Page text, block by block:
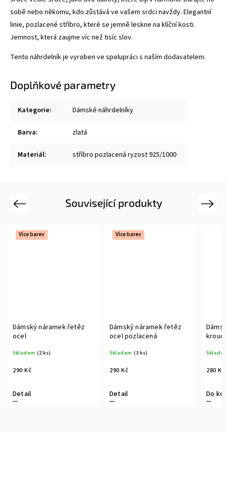
sobě nebo někomu, kdo zůstává ve vašem srdci navždy. Elegantní
linie, pozlacené stříbro, které se jemně leskne na klíční kosti.
Jemnost, která zaujme víc než tisíc slov.
Tento náhrdelník je vyroben ve spolupráci s naším dodavatelem.
Doplňkové parametry
Kategorie: Dámské náhrdelníky
Barva: zlatá
Materiál: stříbro pozlacená ryzost 925/1000
Související produkty
Previous
Více barev
Dámský náramek řetěz
ocel
Skladem (2 ks)
290 Kč
Detail
Více barev
Dámský náramek řetěz
ocel pozlacená
Skladem (3 ks)
290 Kč
Detail
280 Kč
Do
Next